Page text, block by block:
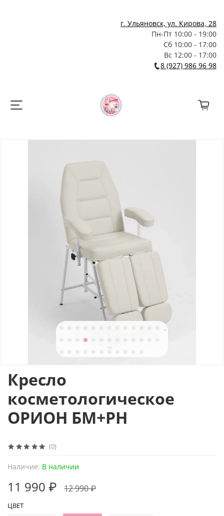
г. Ульяновск, ул. Кирова, 28
Пн-Пт 10:00 - 19:00
Сб 10:00 - 17:00
Вс 12:00 - 17:00
8 (927) 986 96 98
(0)
Наличие: В наличии
Кресло
косметологическое
ОРИОН БМ+РН
11 990 ₽ 12 990 ₽
ЦВЕТ